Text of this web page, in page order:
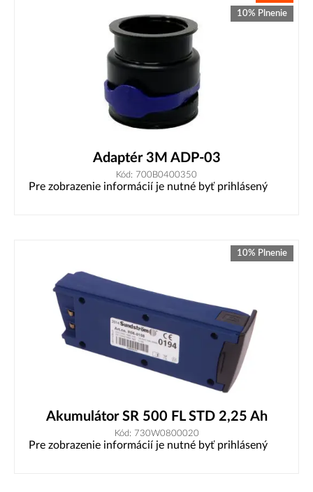
10% Plnenie
Adaptér 3M ADP-03
Kód: 700B0400350
Pre zobrazenie informácií je nutné byť prihlásený
10% Plnenie
Akumulátor SR 500 FL STD 2,25 Ah
Kód: 730W0800020
Pre zobrazenie informácií je nutné byť prihlásený